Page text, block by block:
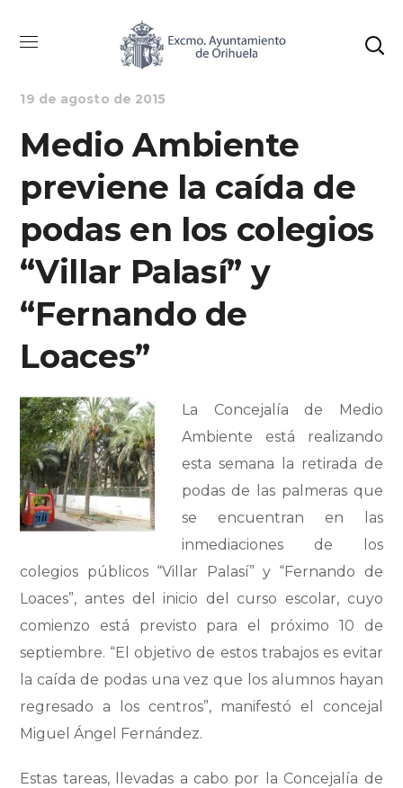
MEDIO AMBIENTE NOTICIAS
19 de agosto de 2015
Medio Ambiente
previene la caída de
podas en los colegios
“Villar Palasí” y
“Fernando de
Loaces”
La Concejalía de Medio
Ambiente está realizando
esta semana la retirada de
podas de las palmeras que
se encuentran en las
inmediaciones de los
colegios públicos “Villar Palasí” y “Fernando de
Loaces”, antes del inicio del curso escolar, cuyo
comienzo está previsto para el próximo 10 de
septiembre. “El objetivo de estos trabajos es evitar
la caída de podas una vez que los alumnos hayan
regresado a los centros”, manifestó el concejal
Miguel Ángel Fernández.
Estas tareas, llevadas a cabo por la Concejalía de